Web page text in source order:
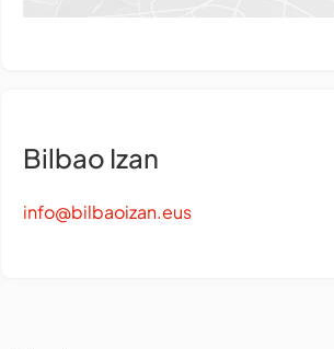
Bilbao Izan
info@bilbaoizan.eus